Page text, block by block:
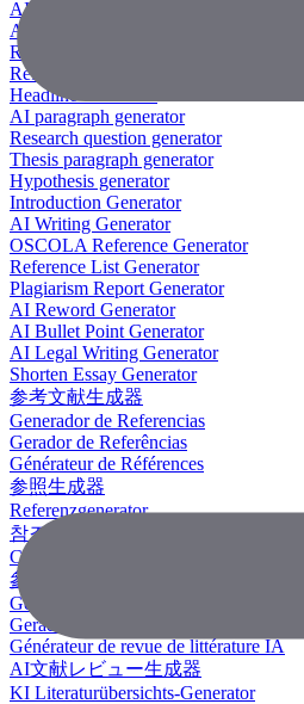
AI case study generator
AI Research Paper Generator
Research Title Generator
Reference Generator
Headline Generator
AI paragraph generator
Research question generator
Thesis paragraph generator
Hypothesis generator
Introduction Generator
AI Writing Generator
OSCOLA Reference Generator
Reference List Generator
Plagiarism Report Generator
AI Reword Generator
AI Bullet Point Generator
AI Legal Writing Generator
Shorten Essay Generator
参考文献生成器
Generador de Referencias
Gerador de Referências
Générateur de Références
参照生成器
Referenzgenerator
참조 생성기
Công Cụ Tạo Tài Liệu Tham Khảo
參考文獻生成器
Generador de revisión literaria con IA
Gerador de Revisão de Literatura em IA
Générateur de revue de littérature IA
AI文献レビュー生成器
KI Literaturübersichts-Generator